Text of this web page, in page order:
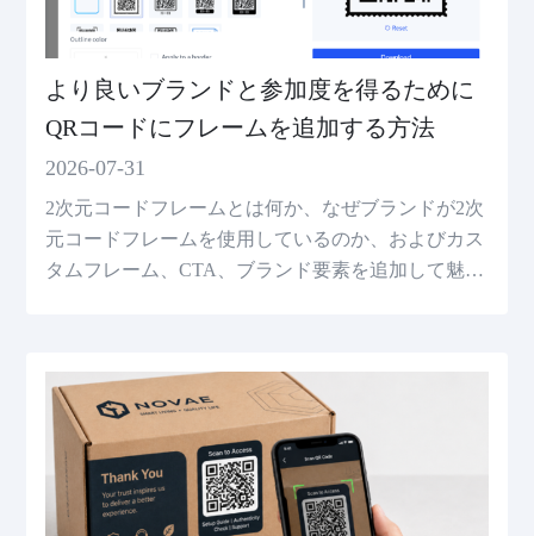
より良いブランドと参加度を得るために
QRコードにフレームを追加する方法
2026-07-31
2次元コードフレームとは何か、なぜブランドが2次
元コードフレームを使用しているのか、およびカス
タムフレーム、CTA、ブランド要素を追加して魅力